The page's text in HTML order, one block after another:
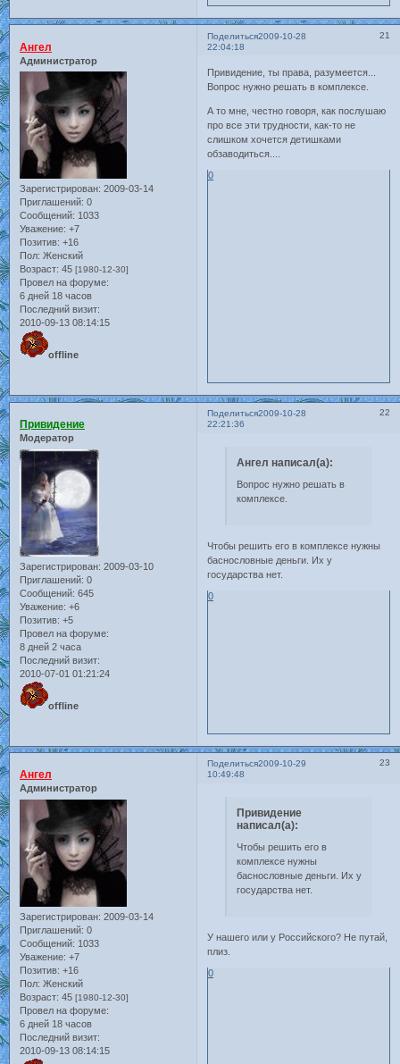
Поделиться 21
2009-10-28
22:04:18
Ангел
Администратор
Зарегистрирован: 2009-03-14
Приглашений: 0
Сообщений: 1033
Уважение: +7
Позитив: +16
Пол: Женский
Возраст: 45 [1980-12-30]
Провел на форуме:
6 дней 18 часов
Последний визит:
2010-09-13 08:14:15
offline
Привидение, ты права, разумеется...
Вопрос нужно решать в комплексе.
А то мне, честно говоря, как послушаю
про все эти трудности, как-то не
слишком хочется детишками
обзаводиться....
0
Поделиться 22
2009-10-28
22:21:36
Привидение
Модератор
Зарегистрирован: 2009-03-10
Приглашений: 0
Сообщений: 645
Уважение: +6
Позитив: +5
Провел на форуме:
8 дней 2 часа
Последний визит:
2010-07-01 01:21:24
offline
Ангел написал(а):
Вопрос нужно решать в
комплексе.
Чтобы решить его в комплексе нужны
баснословные деньги. Их у
государства нет.
0
Поделиться 23
2009-10-29
10:49:48
Ангел
Администратор
Зарегистрирован: 2009-03-14
Приглашений: 0
Сообщений: 1033
Уважение: +7
Позитив: +16
Пол: Женский
Возраст: 45 [1980-12-30]
Провел на форуме:
6 дней 18 часов
Последний визит:
2010-09-13 08:14:15
Привидение
написал(а):
Чтобы решить его в
комплексе нужны
баснословные деньги. Их у
государства нет.
У нашего или у Российского? Не путай,
плиз.
0